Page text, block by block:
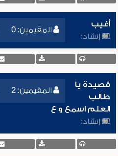
المقيمين: 0
أغيب
إنشاد:
المقيمين: 2
قصيدة يا
طالب
العلم اسمع و ع
إنشاد: